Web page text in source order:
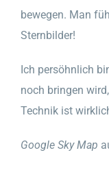
bewegen. Man
Sternbilder!
Ich persöhnlich
noch bringen
Technik ist
Google Sky Map